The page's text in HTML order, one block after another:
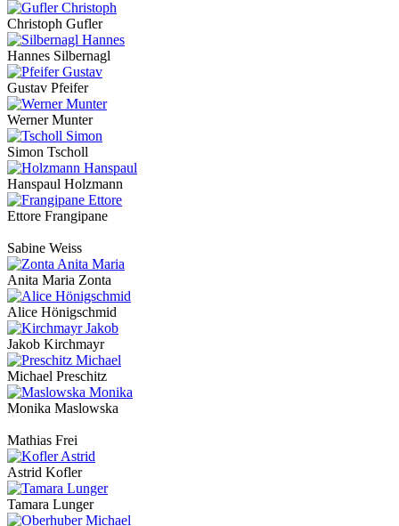
Christoph Gufler
Hannes Silbernagl
Gustav Pfeifer
Werner Munter
Simon Tscholl
Hanspaul Holzmann
Ettore Frangipane
Sabine Weiss
Anita Maria Zonta
Alice Hönigschmid
Jakob Kirchmayr
Michael Preschitz
Monika Maslowska
Mathias Frei
Astrid Kofler
Tamara Lunger